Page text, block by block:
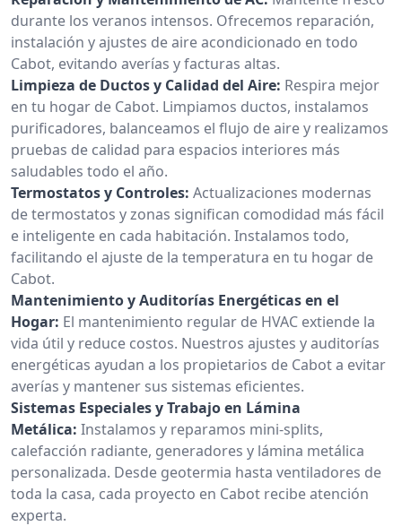
durante los veranos intensos. Ofrecemos reparación,
instalación y ajustes de aire acondicionado en todo
Cabot, evitando averías y facturas altas.
Limpieza de Ductos y Calidad del Aire: Respira mejor
en tu hogar de Cabot. Limpiamos ductos, instalamos
purificadores, balanceamos el flujo de aire y realizamos
pruebas de calidad para espacios interiores más
saludables todo el año.
Termostatos y Controles: Actualizaciones modernas
de termostatos y zonas significan comodidad más fácil
e inteligente en cada habitación. Instalamos todo,
facilitando el ajuste de la temperatura en tu hogar de
Cabot.
Mantenimiento y Auditorías Energéticas en el
Hogar: El mantenimiento regular de HVAC extiende la
vida útil y reduce costos. Nuestros ajustes y auditorías
energéticas ayudan a los propietarios de Cabot a evitar
averías y mantener sus sistemas eficientes.
Sistemas Especiales y Trabajo en Lámina
Metálica: Instalamos y reparamos mini-splits,
calefacción radiante, generadores y lámina metálica
personalizada. Desde geotermia hasta ventiladores de
toda la casa, cada proyecto en Cabot recibe atención
experta.